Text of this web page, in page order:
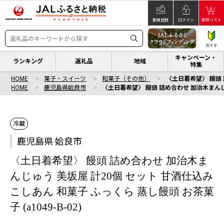
新規登録 ログイン 寄附リスト
ガイド
ランキング 返礼品 地域
キャンペーン・
特集
HOME 菓子・スイーツ 和菓子（その他）
〈土日着希望〉 饅
HOME
鹿児島県姶良市 〈土日着希望〉 饅頭 詰め合わせ 加治木ま
冷蔵
鹿児島県 姶良市
〈土日着希望〉 饅頭 詰め合わせ 加治木ま
んじゅう 美坂屋 計20個 セット 甘酒仕込み
こしあん 和菓子 ふっくら 蒸し饅頭 お茶菓
子 (a1049-B-02)